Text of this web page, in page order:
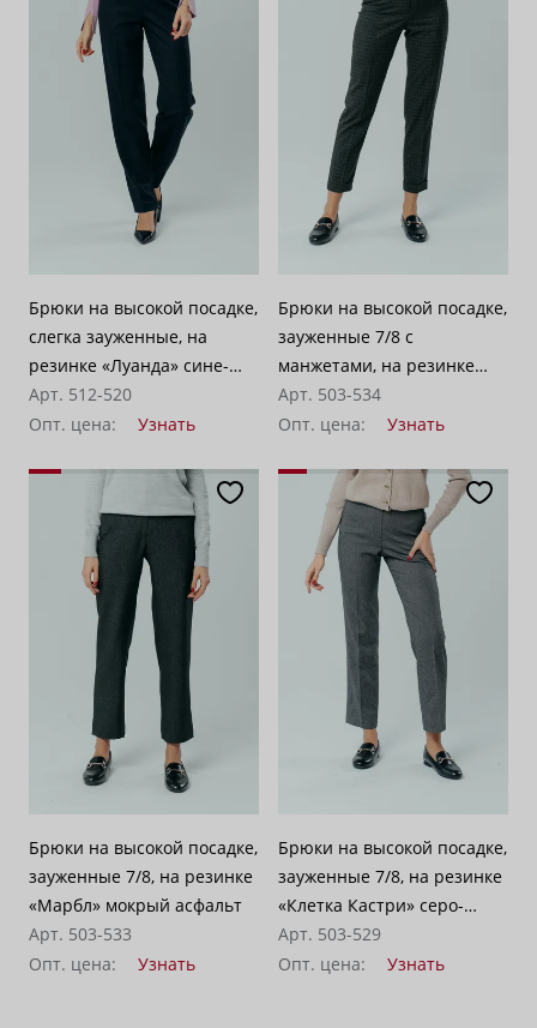
Брюки на высокой посадке,
слегка зауженные, на
резинке «Луанда» сине-
бордовые
Арт. 512-520
Опт. цена:
Узнать
Брюки на высокой посадке,
зауженные 7/8 с
манжетами, на резинке
«Цюрих» коричнево-
бежевые
Арт. 503-534
Опт. цена:
Узнать
Брюки на высокой посадке,
зауженные 7/8, на резинке
«Марбл» мокрый асфальт
Арт. 503-533
Опт. цена:
Узнать
Брюки на высокой посадке,
зауженные 7/8, на резинке
«Клетка Кастри» серо-
бежевые
Арт. 503-529
Опт. цена:
Узнать